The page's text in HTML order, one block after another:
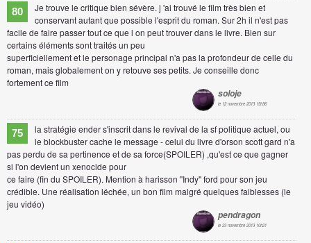
80
Je trouve le critique bien sévère. j 'ai trouvé le film très bien et
conservant autant que possible l'esprit du roman. Sur 2h il n'est pas
facile de faire passer tout ce que l on peut trouver dans le livre. Bien sur
certains éléments sont traités un peu
superficiellement et le personage principal n'a pas la profondeur de celle du
roman, mais globalement on y retouve ses petits. Je conseille donc
fortement ce film
soloje
le 12 novembre 2013 15h36
75
la stratégie ender s'inscrit dans le revival de la sf politique actuel, ou
le blockbuster cache le message - celui du livre d'orson scott gard n'a
pas perdu de sa pertinence et de sa force(SPOILER) ,qu'est ce que gagner
si l'on devient un xenocide pour
ce faire (fin du SPOILER). Mention à harisson "Indy" ford pour son jeu
crédible. Une réalisation léchée, un bon film malgré quelques faiblesses (le
jeu vidéo)
pendragon
le 23 novembre 2013 10h21